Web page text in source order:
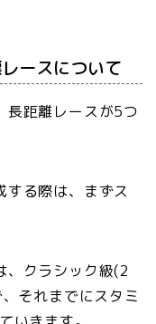
ースについて
長距離レースが5つ
する際は、まずス
、クラシック級(2
それまでにスタミ